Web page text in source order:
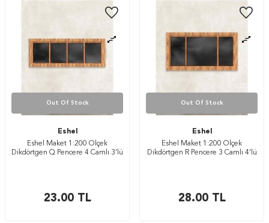
Out Of Stock
Eshel
Eshel Maket 1:200 Ölçek
Dikdörtgen Q Pencere 4 Camlı 3’lü
23.00TL
Out Of Stock
Eshel
Eshel Maket 1:200 Ölçek
Dikdörtgen R Pencere 3 Camlı 4’lü
28.00TL